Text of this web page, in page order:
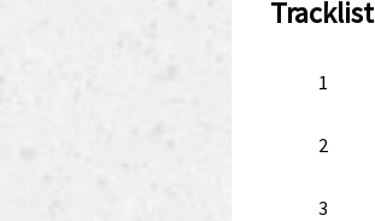
Tracklist
1
2
3